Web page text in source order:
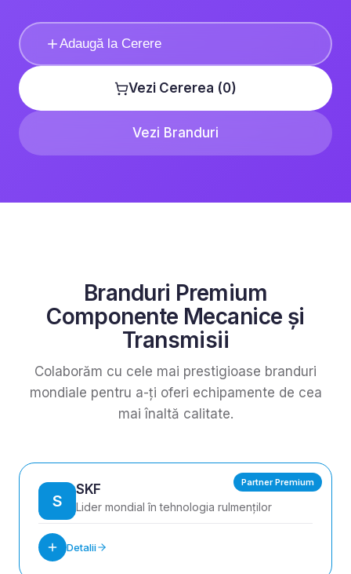
Adaugă la Cerere
Vezi Cererea (0)
Vezi Branduri
Branduri Premium
Componente Mecanice și
Transmisii
Colaborăm cu cele mai prestigioase branduri
mondiale pentru a-ți oferi echipamente de cea
mai înaltă calitate.
S
SKF
Lider mondial în tehnologia rulmenților
Detalii
Partner Premium